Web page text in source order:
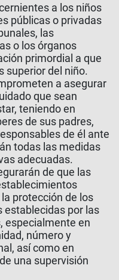
a los niños
públicas o privadas
las
o los órganos
primordial a que
superior del niño.
a asegurar
que sean
teniendo en
de sus padres,
de él ante
todas las medidas
adecuadas.
de que las
protección de los
establecidas por las
especialmente en
número y
así como en
una supervisión